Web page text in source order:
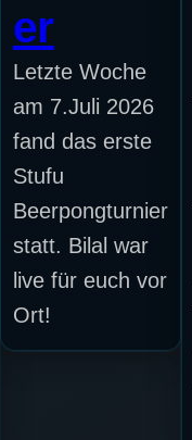
er
Letzte Woche
am 7.Juli 2026
fand das erste
Stufu
Beerpongturnier
statt. Bilal war
live für euch vor
Ort!